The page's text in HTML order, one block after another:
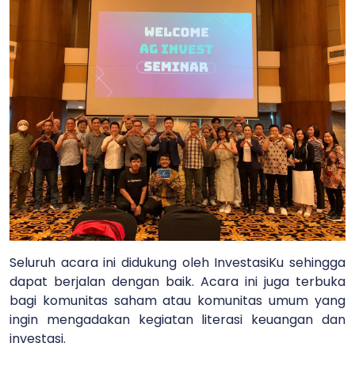
Seluruh acara ini didukung oleh InvestasiKu sehingga
dapat berjalan dengan baik. Acara ini juga terbuka
bagi komunitas saham atau komunitas umum yang
ingin mengadakan kegiatan literasi keuangan dan
investasi.